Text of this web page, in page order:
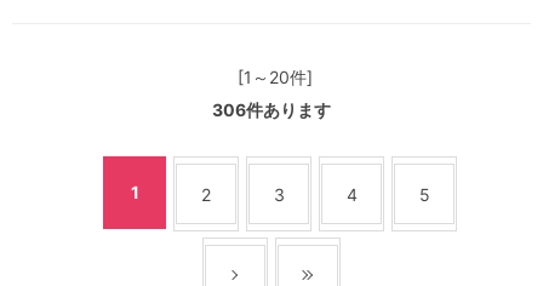
[1～20件]
306件あります
1 2 3 4 5